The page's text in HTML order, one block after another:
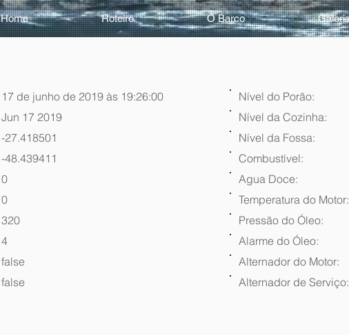
Home Roteiro O Barco
17 de junho de 2019 às 19:26:00
Jun 17 2019
-27.418501
-48.439411
0
0
320
4
false
false
Nível do Porão:
Nível da Cozinha:
Nível da Fossa:
Combustível:
Agua Doce:
Temperatura do Motor:
Pressão do Óleo:
Alarme do Óleo:
Alternador do Motor:
Alternador de Serviço: